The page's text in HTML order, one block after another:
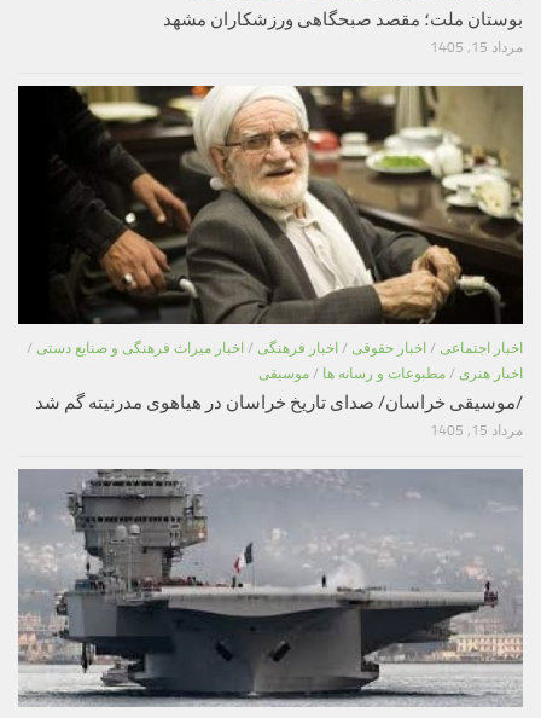
بوستان ملت؛ مقصد صبحگاهی ورزشکاران مشهد
مرداد 15, 1405
اخبار اجتماعی / اخبار حقوقی / اخبار فرهنگی / اخبار میراث فرهنگی و صنایع دستی /
اخبار هنری / مطبوعات و رسانه ها / موسیقی
/موسیقی خراسان/ صدای تاریخ خراسان در هیاهوی مدرنیته گم شد
مرداد 15, 1405